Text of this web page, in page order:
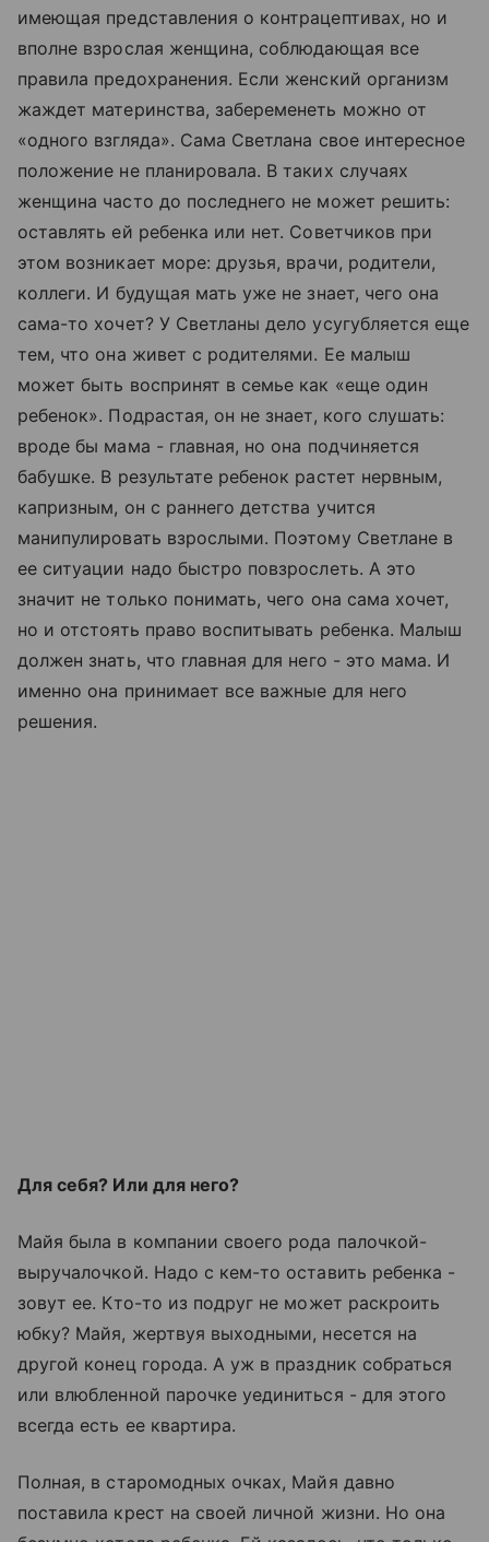
имеющая представления о контрацептивах, но и
вполне взрослая женщина, соблюдающая все
правила предохранения. Если женский организм
жаждет материнства, забеременеть можно от
«одного взгляда». Сама Светлана свое интересное
положение не планировала. В таких случаях
женщина часто до последнего не может решить:
оставлять ей ребенка или нет. Советчиков при
этом возникает море: друзья, врачи, родители,
коллеги. И будущая мать уже не знает, чего она
сама-то хочет? У Светланы дело усугубляется еще
тем, что она живет с родителями. Ее малыш
может быть воспринят в семье как «еще один
ребенок». Подрастая, он не знает, кого слушать:
вроде бы мама - главная, но она подчиняется
бабушке. В результате ребенок растет нервным,
капризным, он с раннего детства учится
манипулировать взрослыми. Поэтому Светлане в
ее ситуации надо быстро повзрослеть. А это
значит не только понимать, чего она сама хочет,
но и отстоять право воспитывать ребенка. Малыш
должен знать, что главная для него - это мама. И
именно она принимает все важные для него
решения.
Для себя? Или для него?
Майя была в компании своего рода палочкой-
выручалочкой. Надо с кем-то оставить ребенка -
зовут ее. Кто-то из подруг не может раскроить
юбку? Майя, жертвуя выходными, несется на
другой конец города. А уж в праздник собраться
или влюбленной парочке уединиться - для этого
всегда есть ее квартира.
Полная, в старомодных очках, Майя давно
поставила крест на своей личной жизни. Но она